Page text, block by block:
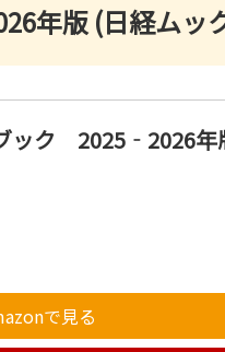
年版 (日経ムッ
ック 2025‐2026年
で見る